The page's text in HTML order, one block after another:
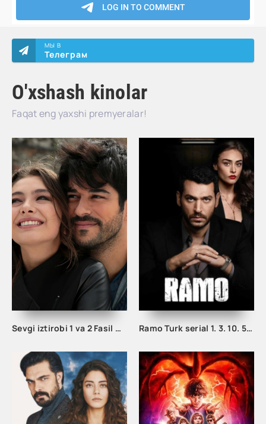
O'xshash kinolar
Faqat eng yaxshi premyeralar!
МЫ В
Телеграм
Sevgi iztirobi 1 va 2 Fasil Uzbek tilida Barcha qismlar Ramo Turk serial 1. 3. 10. 50. 80. 100. 120 qism uzbek tilida Barcha qismlar tarjima seriallar